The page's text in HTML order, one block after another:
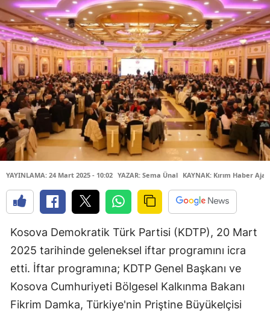
YAYINLAMA: 24 Mart 2025 - 10:02 YAZAR: Sema Ünal KAYNAK: Kırım Haber
Kosova Demokratik Türk Partisi (KDTP), 20 Mart
2025 tarihinde geleneksel iftar programını icra
etti. İftar programına; KDTP Genel Başkanı ve
Kosova Cumhuriyeti Bölgesel Kalkınma Bakanı
Fikrim Damka, Türkiye'nin Priştine Büyükelçisi